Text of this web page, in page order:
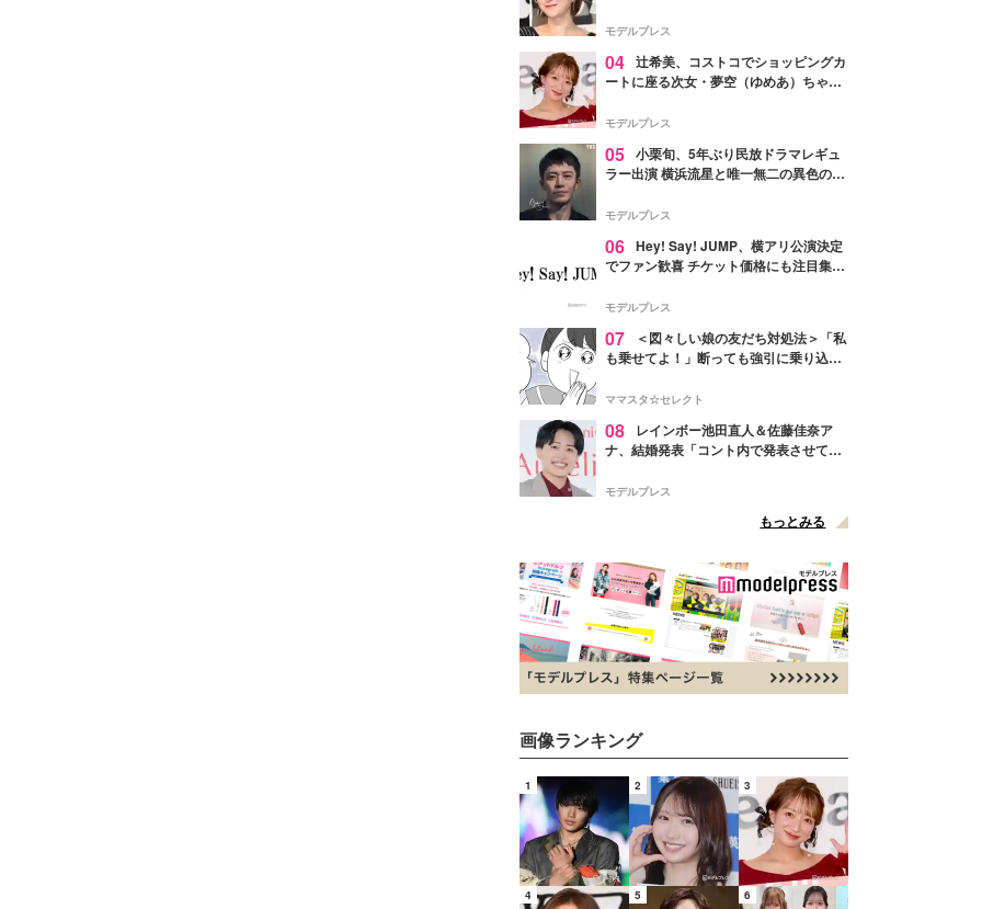
モデルプレス
04 辻希美、コストコでショッピングカ
ートに座る次女・夢空（ゆめあ）ちゃん
ぎ」「成長を感じる」の声
モデルプレス
05 小栗旬、5年ぶり民放ドラマレギュ
ラー出演 横浜流星と唯一無二の異色のバ
モデルプレス
06 Hey! Say! JUMP、横アリ公演決定
でファン歓喜 チケット価格にも注目集ま
モデルプレス
07
＜図々しい娘の友だち対処法＞「私
も乗せてよ！」断っても強引に乗り込ん
ママスタ☆セレクト
08
レインボー池田直人＆佐藤佳奈ア
ナ、結婚発表「コント内で発表させてい
点変更のため
モデルプレス
もっとみる
画像ランキング
1 2 3
4 5 6